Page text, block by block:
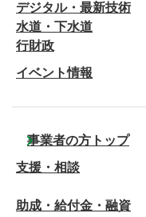
デジタル・最新技術
水道・下水道
行財政
イベント情報
事業者の方トップ
支援・相談
助成・給付金・融資